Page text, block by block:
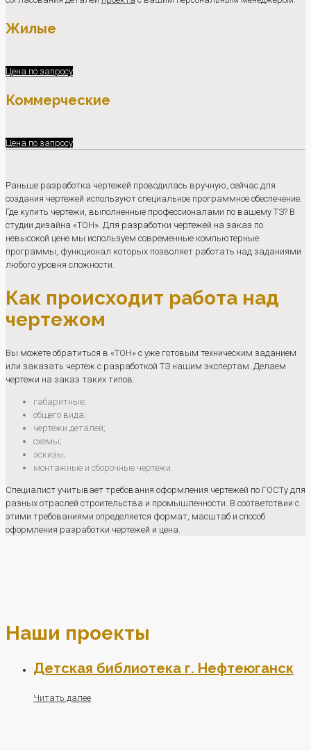
Жилые
Цена по запросу
Коммерческие
Цена по запросу
Раньше разработка чертежей проводилась вручную, сейчас для
создания чертежей используют специальное программное обеспечение.
Где купить чертежи, выполненные профессионалами по вашему ТЗ? В
студии дизайна «ТОН». Для разработки чертежей на заказ по
невысокой цене мы используем современные компьютерные
программы, функционал которых позволяет работать над заданиями
любого уровня сложности.
Как происходит работа над
чертежом
Вы можете обратиться в «ТОН» с уже готовым техническим заданием
или заказать чертеж с разработкой ТЗ нашим экспертам. Делаем
чертежи на заказ таких типов:
габаритные;
общего вида;
чертежи деталей;
схемы;
эскизы;
монтажные и сборочные чертежи.
Специалист учитывает требования оформления чертежей по ГОСТу для
разных отраслей строительства и промышленности. В соответствии с
этими требованиями определяется формат, масштаб и способ
оформления разработки чертежей и цена.
Наши проекты
Детская библиотека г. Нефтеюганск
Читать далее